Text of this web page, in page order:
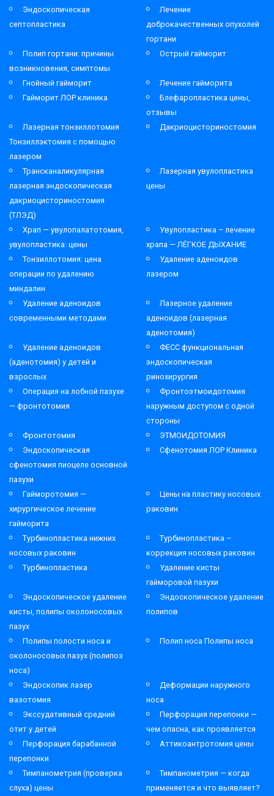
Эндоскопическая
септопластика
Лечение
доброкачественных опухолей
гортани
Полип гортани: причины
возникновения, симптомы
Острый гайморит
Гнойный гайморит
Лечение гайморита
Гайморит ЛОР клиника
Блефаропластика цены,
отзывы
Лазерная тонзиллотомия
Тонзиллэктомия с помощью
лазером
Дакриоцисториностомия
Трансканаликулярная
лазерная эндоскопическая
дакриоцисториностомия
(ТЛЭД)
Лазерная увулопластика
цены
Храп — увулопалатотомия,
увулопластика: цены
Увулопластика – лечение
храпа — ЛЁГКОЕ ДЫХАНИЕ
Тонзиллотомия: цена
операции по удалению
миндалин
Удаление аденоидов
лазером
Удаление аденоидов
современными методами
Лазерное удаление
аденоидов (лазерная
аденотомия)
Удаление аденоидов
(аденотомия) у детей и
взрослых
ФЕСС функциональная
эндоскопическая
ринохирургия
Операция на лобной пазухе
— фронтотомия
Фронтоэтмоидотомия
наружным доступом с одной
стороны
Фронтотомия
ЭТМОИДОТОМИЯ
Эндоскопическая
сфенотомия пиоцеле основной
пазухи
Сфенотомия ЛОР Клиника
Гайморотомия —
хирургическое лечение
гайморита
Цены на пластику носовых
раковин
Турбинопластика нижних
носовых раковин
Турбинопластика –
коррекция носовых раковин
Турбинопластика
Удаление кисты
гайморовой пазухи
Эндоскопическое удаление
кисты, полипы околоносовых
пазух
Эндоскопическое удаление
полипов
Полипы полости носа и
околоносовых пазух (полипоз
носа)
Полип носа Полипы носа
Эндоскопик лазер
вазотомия
Деформации наружного
носа
Экссудативный средний
отит у детей
Перфорация перепонки —
чем опасна, как проявляется
Перфорация барабанной
перепонки
Аттикоантротомия цены
Тимпанометрия (проверка
слуха) цены
Тимпанометрия — когда
применяется и что выявляет?